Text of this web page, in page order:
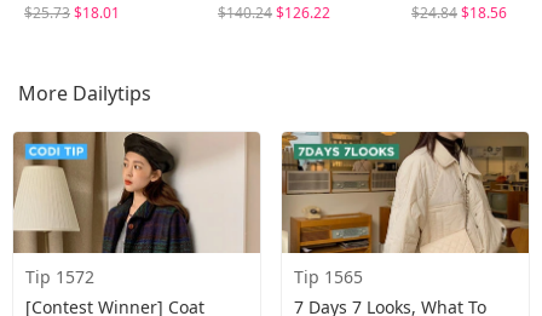
$25.73$18.01
$140.24$126.22
$24.84$18.56
More Dailytips
Tip 1572
[contest Winner] Coat
Tip 1565
7 Days 7 Looks, What To